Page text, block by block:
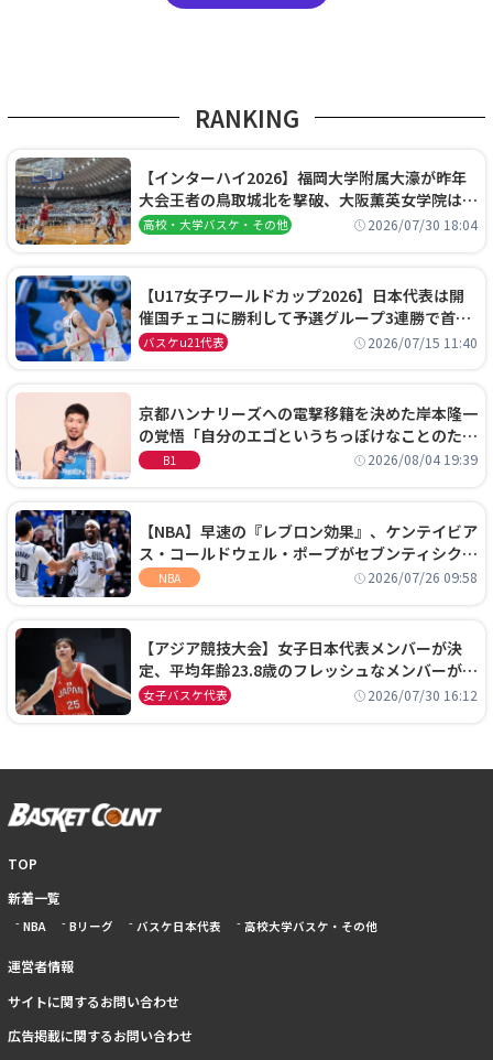
RANKING
【インターハイ2026】福岡大学附属大濠が昨年
大会王者の鳥取城北を撃破、大阪薫英女学院は岐
阜女子に完勝、大会3日目試合結果
高校・大学バスケ・その他 2026/07/30 18:04
【U17女子ワールドカップ2026】日本代表は開
催国チェコに勝利して予選グループ3連勝で首位
通過！準々決勝の相手はエジプトに決定
バスケu21代表 2026/07/15 11:40
京都ハンナリーズへの電撃移籍を決めた岸本隆一
の覚悟「自分のエゴというちっぽけなことのため
に、京都に来たわけではない」
B1 2026/08/04 19:39
【NBA】早速の『レブロン効果』、ケンテイビア
ス・コールドウェル・ポープがセブンティシクサ
ーズに1年契約で加入
NBA 2026/07/26 09:58
【アジア競技大会】女子日本代表メンバーが決
定、平均年齢23.8歳のフレッシュなメンバーが日
本開催の大舞台で頂点を狙う
女子バスケ代表 2026/07/30 16:12
TOP
新着一覧
NBA Bリーグ バスケ日本代表 高校大学バスケ・その他
運営者情報
サイトに関するお問い合わせ
広告掲載に関するお問い合わせ